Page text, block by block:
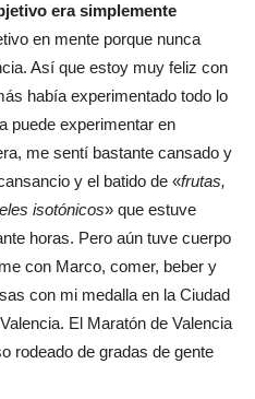
era simplemente
en mente porque nunca
Así que estoy muy feliz con
había experimentado todo lo
puede experimentar en
me sentí bastante cansado y
y el batido de «frutas,
isotónicos» que estuve
horas. Pero aún tuve cuerpo
con Marco, comer, beber y
con mi medalla en la Ciudad
El Maratón de Valencia
rodeado de gradas de gente